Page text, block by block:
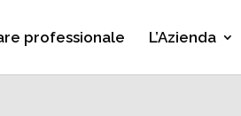
professionale L’Azienda